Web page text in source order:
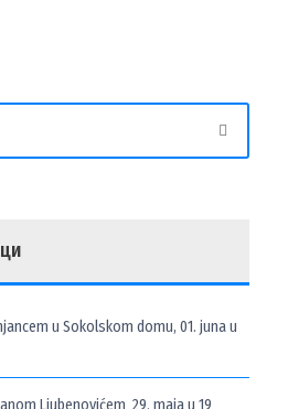
u Sokolskom domu, 01. juna u
Ljubenovićem 29. maja u 19